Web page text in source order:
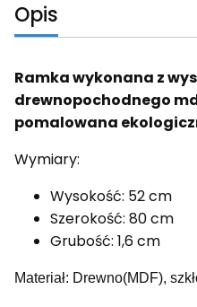
Opis
Ramka wykonana z
drewnopochodnego
pomalowana
Wymiary:
Wysokość: 52 cm
Szerokość: 80 cm
Grubość: 1,6 cm
Materiał: Drewno(MDF),